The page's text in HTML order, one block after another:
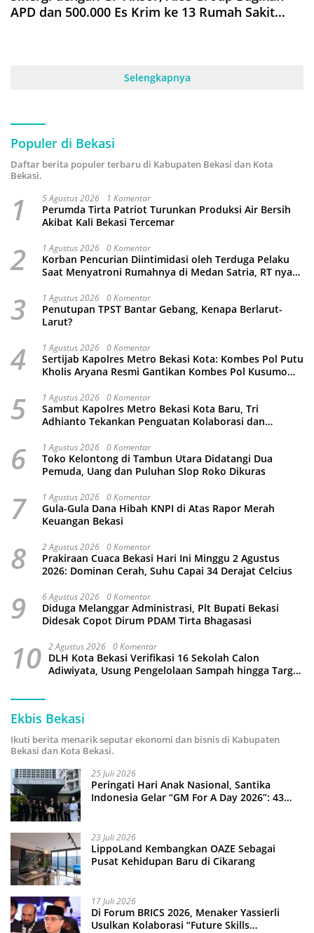
APD dan 500.000 Es Krim ke 13 Rumah Sakit
Selengkapnya
Populer di Bekasi
Daftar berita populer terbaru di Kabupaten Bekasi dan Kota
Bekasi.
1 5 Agustus 2026 1 Komentar
Perumda Tirta Patriot Turunkan Produksi Air Bersih
Akibat Kali Bekasi Tercemar
2 1 Agustus 2026 0 Komentar
Korban Pencurian Diintimidasi oleh Terduga Pelaku
Saat Menyatroni Rumahnya di Medan Satria, RT nya
3 1 Agustus 2026 0 Komentar
Penutupan TPST Bantar Gebang, Kenapa Berlarut-
Larut?
4 1 Agustus 2026 0 Komentar
Sertijab Kapolres Metro Bekasi Kota: Kombes Pol Putu
Kholis Aryana Resmi Gantikan Kombes Pol Kusumo
5 1 Agustus 2026 0 Komentar
Sambut Kapolres Metro Bekasi Kota Baru, Tri
Adhianto Tekankan Penguatan Kolaborasi dan
6 1 Agustus 2026 0 Komentar
Toko Kelontong di Tambun Utara Didatangi Dua
Pemuda, Uang dan Puluhan Slop Roko Dikuras
7 1 Agustus 2026 0 Komentar
Gula-Gula Dana Hibah KNPI di Atas Rapor Merah
Keuangan Bekasi
8 2 Agustus 2026 0 Komentar
Prakiraan Cuaca Bekasi Hari Ini Minggu 2 Agustus
2026: Dominan Cerah, Suhu Capai 34 Derajat Celcius
9 6 Agustus 2026 0 Komentar
Diduga Melanggar Administrasi, Plt Bupati Bekasi
Didesak Copot Dirum PDAM Tirta Bhagasasi
10 2 Agustus 2026 0 Komentar
DLH Kota Bekasi Verifikasi 16 Sekolah Calon
Adiwiyata, Usung Pengelolaan Sampah hingga Target
Ekbis Bekasi
Ikuti berita menarik seputar ekonomi dan bisnis di Kabupaten
Bekasi dan Kota Bekasi.
25 Juli 2026
Peringati Hari Anak Nasional, Santika
Indonesia Gelar “GM For A Day 2026”: 43
23 Juli 2026
LippoLand Kembangkan OAZE Sebagai
Pusat Kehidupan Baru di Cikarang
17 Juli 2026
Di Forum BRICS 2026, Menaker Yassierli
Usulkan Kolaborasi “Future Skills